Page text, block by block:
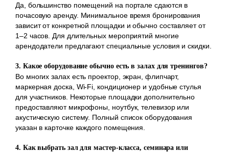
Да, большинство помещений на портале сдаются в
почасовую аренду. Минимальное время бронирования
зависит от конкретной площадки и обычно составляет от
1–2 часов. Для длительных мероприятий многие
арендодатели предлагают специальные условия и скидки.
3. Какое оборудование обычно есть в залах для тренингов?
Во многих залах есть проектор, экран, флипчарт,
маркерная доска, Wi-Fi, кондиционер и удобные стулья
для участников. Некоторые площадки дополнительно
предоставляют микрофоны, ноутбук, телевизор или
акустическую систему. Полный список оборудования
указан в карточке каждого помещения.
4. Как выбрать зал для мастер-класса, семинара или